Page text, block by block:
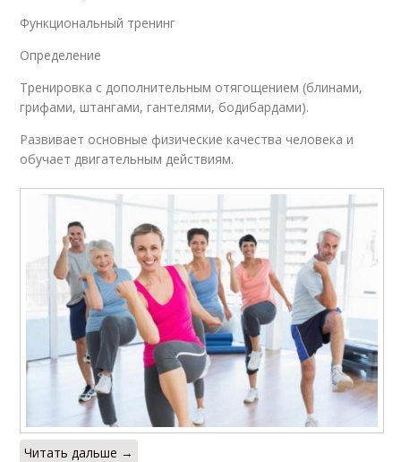
Функциональный тренинг
Определение
Тренировка с дополнительным отягощением (блинами,
грифами, штангами, гантелями, бодибардами).
Развивает основные физические качества человека и
обучает двигательным действиям.
Читать дальше →